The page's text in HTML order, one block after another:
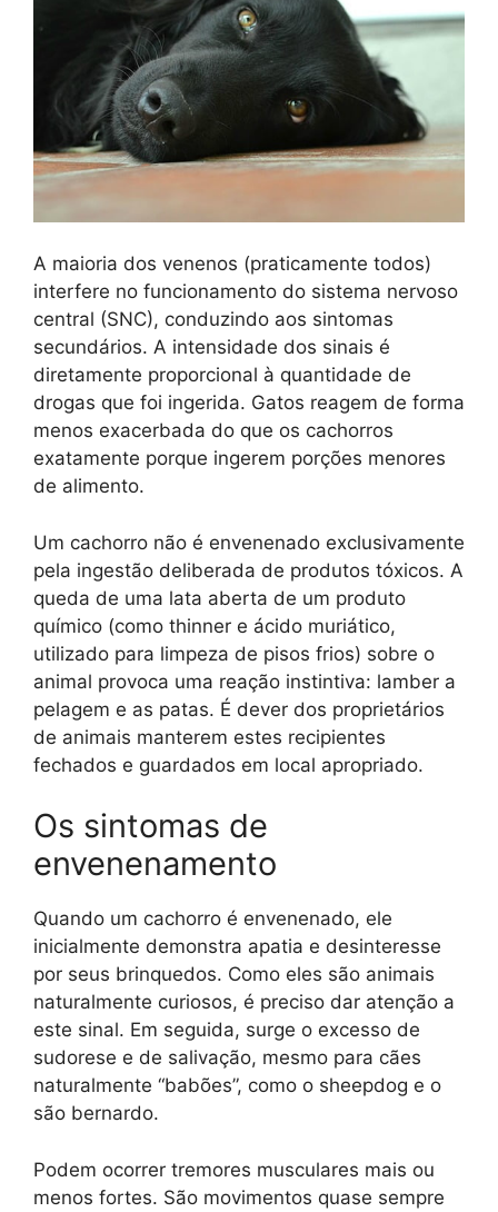
A maioria dos venenos (praticamente todos)
interfere no funcionamento do sistema nervoso
central (SNC), conduzindo aos sintomas
secundários. A intensidade dos sinais é
diretamente proporcional à quantidade de
drogas que foi ingerida. Gatos reagem de forma
menos exacerbada do que os cachorros
exatamente porque ingerem porções menores
de alimento.
Um cachorro não é envenenado exclusivamente
pela ingestão deliberada de produtos tóxicos. A
queda de uma lata aberta de um produto
químico (como thinner e ácido muriático,
utilizado para limpeza de pisos frios) sobre o
animal provoca uma reação instintiva: lamber a
pelagem e as patas. É dever dos proprietários
de animais manterem estes recipientes
fechados e guardados em local apropriado.
Os sintomas de
envenenamento
Quando um cachorro é envenenado, ele
inicialmente demonstra apatia e desinteresse
por seus brinquedos. Como eles são animais
naturalmente curiosos, é preciso dar atenção a
este sinal. Em seguida, surge o excesso de
sudorese e de salivação, mesmo para cães
naturalmente “babões”, como o sheepdog e o
são bernardo.
Podem ocorrer tremores musculares mais ou
menos fortes. São movimentos quase sempre